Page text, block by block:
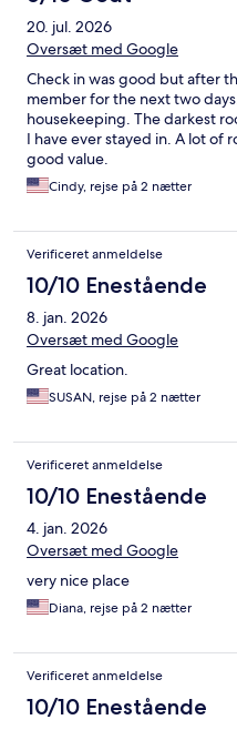
20. jul. 2026
Oversæt med Google
Check in was good but after
member for the next two
housekeeping. The darkest
I have ever stayed in. A lot of
good value.
Cindy, rejse på 2 nætter
Verificeret anmeldelse
10/10 Enestående
8. jan. 2026
Oversæt med Google
Great location.
SUSAN, rejse på 2 nætter
Verificeret anmeldelse
10/10 Enestående
4. jan. 2026
Oversæt med Google
very nice place
Diana, rejse på 2 nætter
Verificeret anmeldelse
10/10 Enestående